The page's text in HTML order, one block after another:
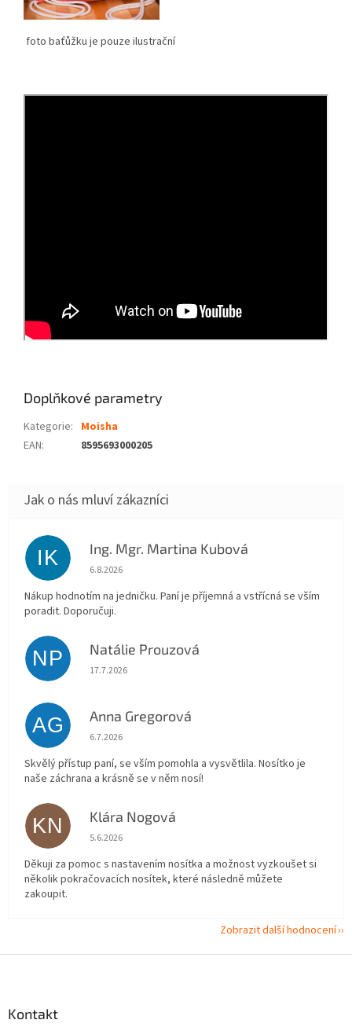
foto baťůžku je pouze ilustrační
Doplňkové parametry
Kategorie: Moisha
EAN: 8595693000205
IK Ing. Mgr. Martina Kubová
Hodnocení obchodu je 5 z 5 hvězdiček.
6.8.2026
Nákup hodnotím na jedničku. Paní je příjemná a vstřícná se vším
poradit. Doporučuji.
NP Natálie Prouzová
Hodnocení obchodu je 5 z 5 hvězdiček.
17.7.2026
AG Anna Gregorová
Hodnocení obchodu je 5 z 5 hvězdiček.
6.7.2026
Skvělý přístup paní, se vším pomohla a vysvětlila. Nosítko je
naše záchrana a krásně se v něm nosí!
KN Klára Nogová
Hodnocení obchodu je 5 z 5 hvězdiček.
5.6.2026
Děkuji za pomoc s nastavením nosítka a možnost vyzkoušet si
několik pokračovacích nosítek, které následně můžete
zakoupit.
Zobrazit další hodnocení
Kontakt